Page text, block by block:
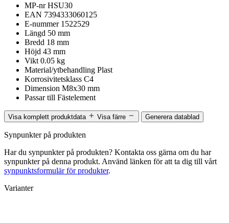
MP-nr HSU30
EAN 7394333060125
E-nummer 1522529
Längd 50 mm
Bredd 18 mm
Höjd 43 mm
Vikt 0.05 kg
Material/ytbehandling Plast
Korrosivitetsklass C4
Dimension M8x30 mm
Passar till Fästelement
Visa komplett produktdata Visa färre Generera datablad
Synpunkter på produkten
Har du synpunkter på produkten? Kontakta oss gärna om du har
synpunkter på denna produkt. Använd länken för att ta dig till vårt
synpunktsformulär för produkter.
Varianter